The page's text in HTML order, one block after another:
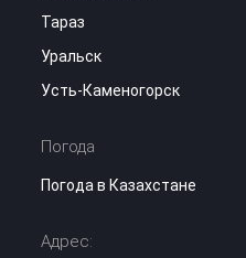
Тараз
Уральск
Усть-Каменогорск
Погода
Погода в Казахстане
Адрес: